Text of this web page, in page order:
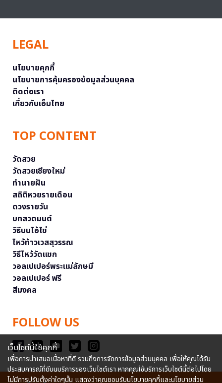
LEGAL
นโยบายคุกกี้
นโยบายการคุ้มครองข้อมูลส่วนบุคคล
ติดต่อเรา
เกี่ยวกับเอ็มไทย
TOP CONTENT
วัดสวย
วัดสวยเชียงใหม่
ทำนายฝัน
สถิติหวยรายเดือน
ดวงรายวัน
บทสวดมนต์
วิธีบนไอ้ไข่
ไหว้ท้าวเวสสุวรรณ
วิธีไหว้วัดแขก
วอลเปเปอร์พระแม่ลักษมี
วอลเปเปอร์ ฟรี
สีมงคล
FOLLOW US
เว็บไซต์นี้ใช้คุกกี้
เพื่อการนำเสนอเนื้อหาที่ดี รวมถึงการจัดการข้อมูลส่วนบุคคล เพื่อให้คุณได้รับ
ประสบการณ์ที่ดีบนบริการของเว็บไซต์เรา หากคุณใช้บริการเว็บไซต์นี้ต่อไปโดย
ไม่มีการปรับตั้งค่าใดๆนั้น แสดงว่าคุณยอมรับนโยบายคุกกี้และนโยบายส่วน